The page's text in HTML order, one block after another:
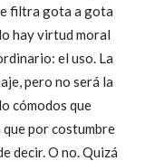
filtra gota a gota
hay virtud moral
el uso. La
pero no será la
cómodos que
por costumbre
decir. O no. Quizá